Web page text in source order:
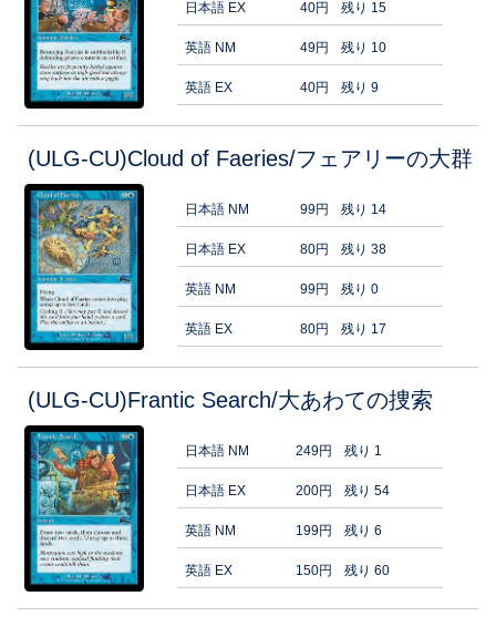
日本語 EX 40円 残り 15
英語 NM 49円 残り 10
英語 EX 40円 残り 9
(ULG-CU)Cloud of Faeries/フェアリーの大群
日本語 NM 99円 残り 14
日本語 EX 80円 残り 38
英語 NM 99円 残り 0
英語 EX 80円 残り 17
(ULG-CU)Frantic Search/大あわての捜索
日本語 NM 249円 残り 1
日本語 EX 200円 残り 54
英語 NM 199円 残り 6
英語 EX 150円 残り 60